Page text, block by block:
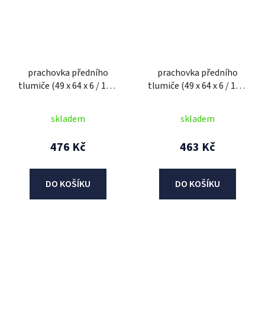
prachovka předního
tlumiče (49 x 64 x 6 / 13,5
skladem
476 Kč
DO KOŠÍKU
prachovka předního
tlumiče (49 x 64 x 6 / 13,5
skladem
463 Kč
DO KOŠÍKU